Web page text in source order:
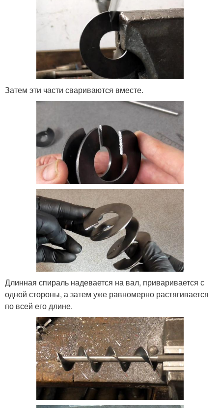
Затем эти части свариваются вместе.
Длинная спираль надевается на вал, приваривается с
одной стороны, а затем уже равномерно растягивается
по всей его длине.